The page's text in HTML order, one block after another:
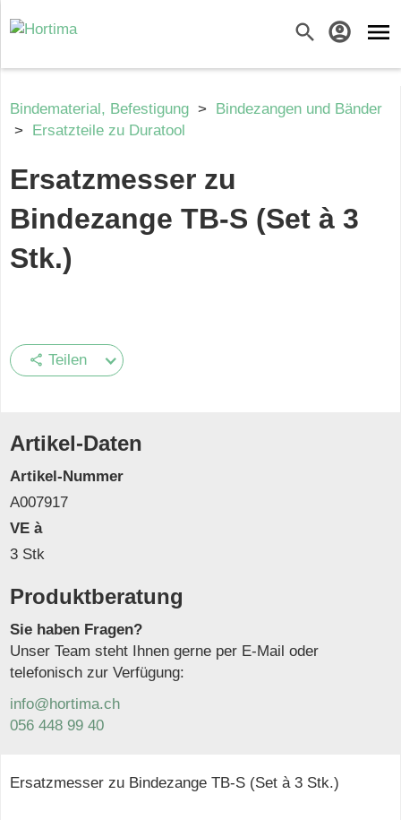
search account_circle menu
Bindematerial, Befestigung > Bindezangen und Bänder
> Ersatzteile zu Duratool
Ersatzmesser zu
Bindezange TB-S (Set à 3
Stk.)
share Teilen
Artikel-Daten
Artikel-Nummer
A007917
VE à
3 Stk
Produktberatung
Sie haben Fragen?
Unser Team steht Ihnen gerne per E-Mail oder
telefonisch zur Verfügung:
info@hortima.ch
056 448 99 40
Ersatzmesser zu Bindezange TB-S (Set à 3 Stk.)